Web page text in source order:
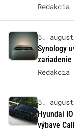
Redakcia
5.
Synology
zariadenie
Redakcia
5.
Hyundai
výbave